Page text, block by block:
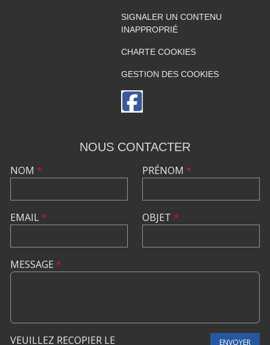
SIGNALER UN CONTENU
INAPPROPRIÉ
CHARTE COOKIES
GESTION DES COOKIES
NOUS CONTACTER
NOM *
EMAIL*
PRÉNOM *
OBJET *
MESSAGE *
VEUILLEZ RECOPIER LE ENVOYER